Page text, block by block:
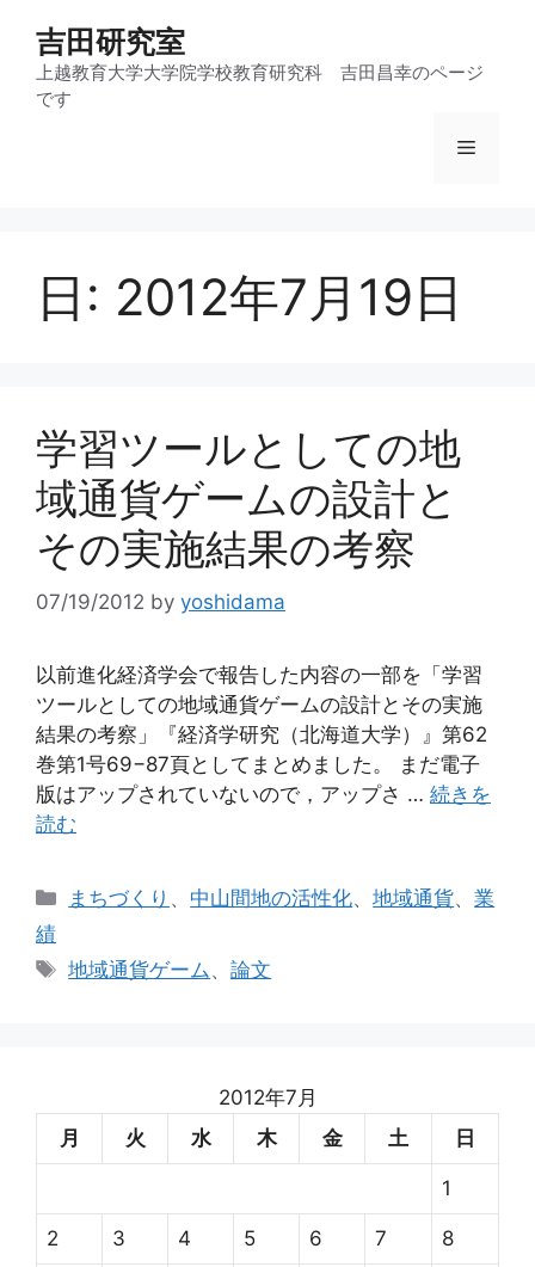
吉田研究室
上越教育大学大学院学校教育研究科 吉田昌幸のページ
です
メ
日: 2012年7月19日
学習ツールとしての地
域通貨ゲームの設計と
その実施結果の考察
07/19/2012 by yoshidama
以前進化経済学会で報告した内容の一部を「学習
ツールとしての地域通貨ゲームの設計とその実施
結果の考察」『経済学研究（北海道大学）』第62
巻第1号69−87頁としてまとめました。 まだ電子
版はアップされていないので，アップさ … 続きを
読む
カ
リ
まちづくり 、 中山間地の活性化、地域通貨、業
績
タ
地域通貨ゲーム 、論文
2012年7月
月
火 水 木 金 土 日
1
2 3 4 5 6 7 8